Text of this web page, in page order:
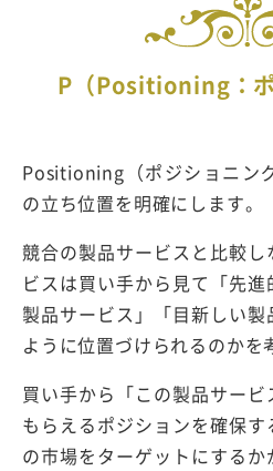
P（Positioning：ポ
Positioning（ポジショニン
の立ち位置を明確にします。
競合の製品サービスと比較
ビスは買い手から見て「先
製品サービス」「目新しい
ように位置づけられるのかを
買い手から「この製品サー
もらえるポジションを確保
の市場をターゲットにする